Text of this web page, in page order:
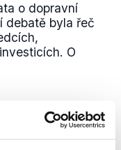
o dopravní
debatě byla řeč
O